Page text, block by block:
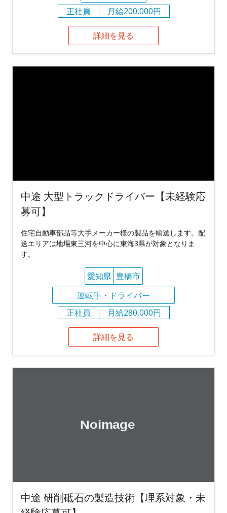
正社員
月給200,000円
詳細を見る
中途 大型トラックドライバー【未経験応
募可】
住宅自動車部品等大手メーカー様の製品を輸送します。配
送エリアは地場東三河を中心に東海3県が対象となりま
す。
愛知県 豊橋市
運転手・ドライバー
正社員
月給280,000円
詳細を見る
中途 研削砥石の製造技術【理系対象・未